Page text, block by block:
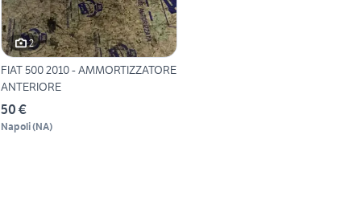
2
FIAT 500 2010 - AMMORTIZZATORE
ANTERIORE
50 €
Napoli(NA)